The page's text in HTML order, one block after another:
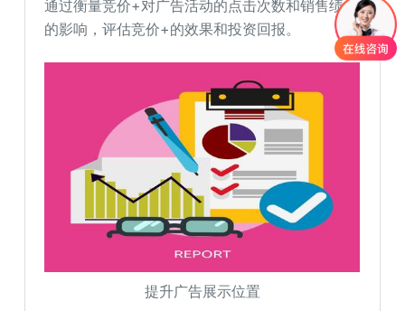
通过衡量竞价+对广告活动的点击次数和销售绩效
的影响，评估竞价+的效果和投资回报。
提升广告展示位置